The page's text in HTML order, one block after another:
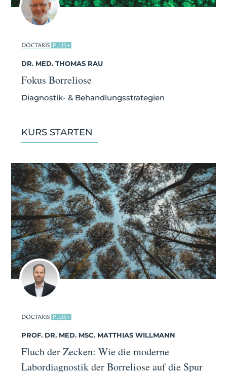
DR. MED. THOMAS RAU
Fokus Borreliose
Diagnostik- & Behandlungsstrategien
KURS STARTEN
PROF. DR. MED. MSC. MATTHIAS WILLMANN
Fluch der Zecken: Wie die moderne
Labordiagnostik der Borreliose auf die Spur